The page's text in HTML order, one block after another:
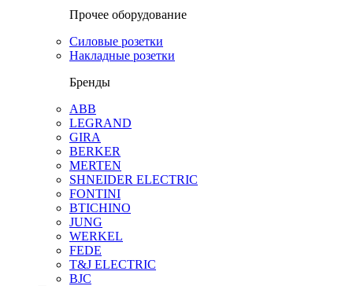
Прочее оборудование
Силовые розетки
Накладные розетки
Бренды
ABB
LEGRAND
GIRA
BERKER
MERTEN
SHNEIDER ELECTRIC
FONTINI
BTICHINO
JUNG
WERKEL
FEDE
T&J ELECTRIC
BJC